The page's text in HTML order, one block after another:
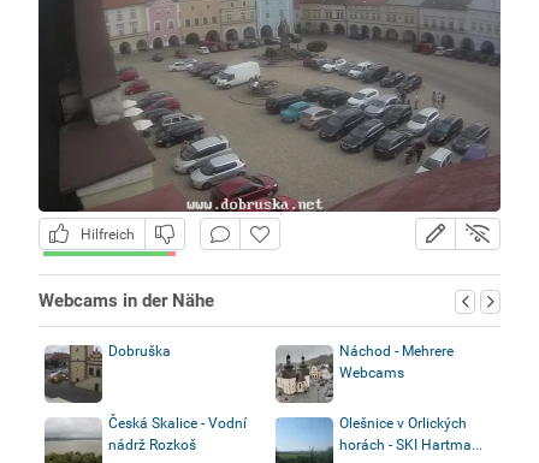
Hilfreich
Webcams in der Nähe
Dobruška
Náchod - Mehrere
Webcams
Česká Skalice - Vodní
nádrž Rozkoš
Olešnice v Orlických
horách - SKI Hartma...